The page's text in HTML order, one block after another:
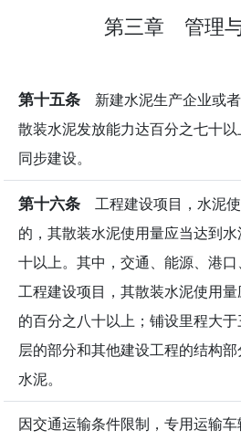
第三章 管理
第十五条 新建水泥生产企业或
散装水泥发放能力达百分之七十
同步建设。
第十六条 工程建设项目，水泥
的，其散装水泥使用量应当达到
十以上。其中，交通、能源、港
工程建设项目，其散装水泥使用
的百分之八十以上；铺设里程大
层的部分和其他建设工程的结构
水泥。
因交通运输条件限制，专用运输